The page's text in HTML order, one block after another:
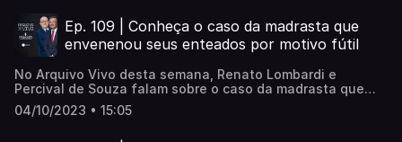
naquela residência. Em julho deste ano, a Justiça
extinguiu o processo contra a jovem. Confira!
Ep. 109 | Conheça o caso da madrasta que
envenenou seus enteados por motivo fútil
No Arquivo Vivo desta semana, Renato Lombardi e
Percival de Souza falam sobre o caso da madrasta que
envenenou dois enteados e levou um deles a morte. Para
executar o crime, Cíntia Mariano colocou chumbinho, um
04/10/2023 • 15:05